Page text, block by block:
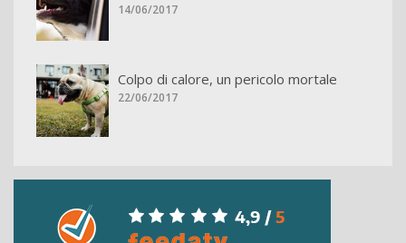
14/06/2017
Colpo di calore, un pericolo mortale
22/06/2017